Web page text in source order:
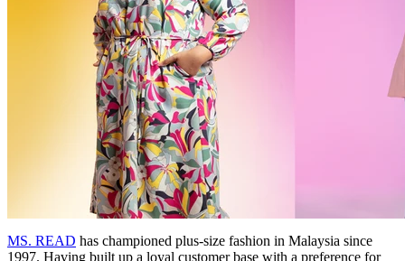
MS. READ has championed plus-size fashion in Malaysia since
1997. Having built up a loyal customer base with a preference for